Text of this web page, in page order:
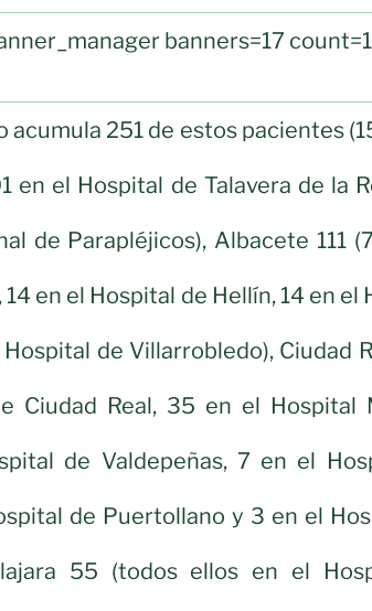
banners=17
acumula 251 de estos pacientes
en el Hospital de Talavera de la
de Parapléjicos), Albacete 111
en el Hospital de Hellín, 14 en el
de Villarrobledo), Ciudad
Ciudad Real, 35 en el Hospital
de Valdepeñas, 7 en el
de Puertollano y 3 en el
55 (todos ellos en el